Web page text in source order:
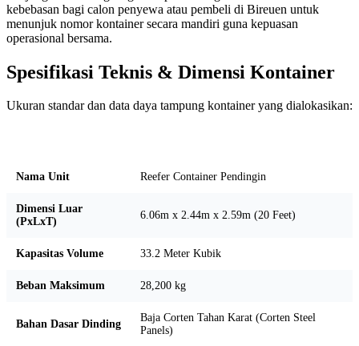
kebebasan bagi calon penyewa atau pembeli di Bireuen untuk
menunjuk nomor kontainer secara mandiri guna kepuasan
operasional bersama.
Spesifikasi Teknis & Dimensi Kontainer
Ukuran standar dan data daya tampung kontainer yang dialokasikan:
Nama Unit Reefer Container Pendingin
Dimensi Luar
(PxLxT)
6.06m x 2.44m x 2.59m (20 Feet)
Kapasitas Volume 33.2 Meter Kubik
Beban Maksimum 28,200 kg
Bahan Dasar Dinding
Baja Corten Tahan Karat (Corten Steel
Panels)